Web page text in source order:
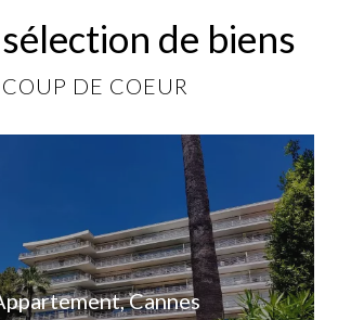
de biens
COUP DE COEUR
Cannes